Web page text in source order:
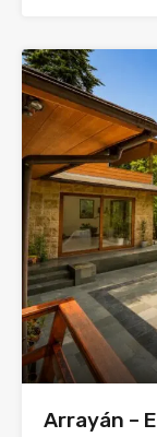
Arrayán –